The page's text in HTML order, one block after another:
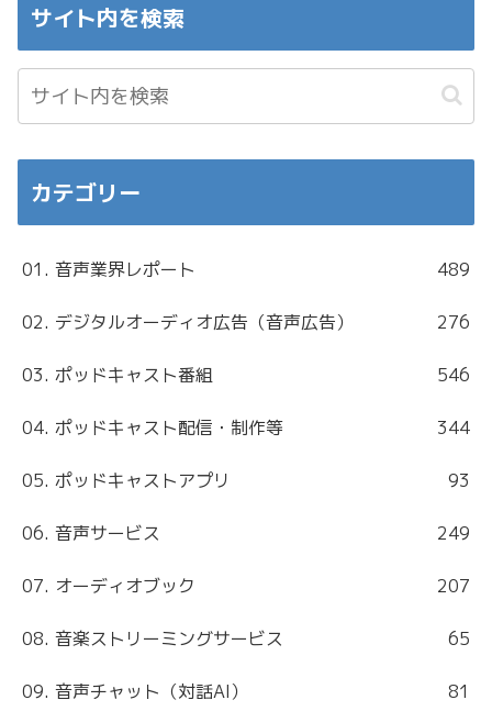
サイト内を検索
カテゴリー
01. 音声業界レポート 489
02. デジタルオーディオ広告（音声広告） 276
03. ポッドキャスト番組 546
04. ポッドキャスト配信・制作等 344
05. ポッドキャストアプリ 93
06. 音声サービス 249
07. オーディオブック 207
08. 音楽ストリーミングサービス 65
09. 音声チャット（対話AI） 81